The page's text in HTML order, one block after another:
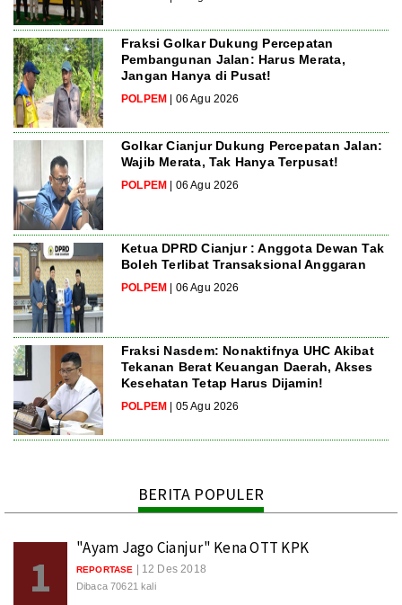
Fraksi Golkar Dukung Percepatan
Pembangunan Jalan: Harus Merata,
Jangan Hanya di Pusat!
POLPEM | 06 Agu 2026
Golkar Cianjur Dukung Percepatan Jalan:
Wajib Merata, Tak Hanya Terpusat!
POLPEM | 06 Agu 2026
Ketua DPRD Cianjur : Anggota Dewan Tak
Boleh Terlibat Transaksional Anggaran
POLPEM | 06 Agu 2026
Fraksi Nasdem: Nonaktifnya UHC Akibat
Tekanan Berat Keuangan Daerah, Akses
Kesehatan Tetap Harus Dijamin!
POLPEM | 05 Agu 2026
BERITA POPULER
1
"Ayam Jago Cianjur" Kena OTT KPK
REPORTASE | 12 Des 2018
Dibaca 70621 kali